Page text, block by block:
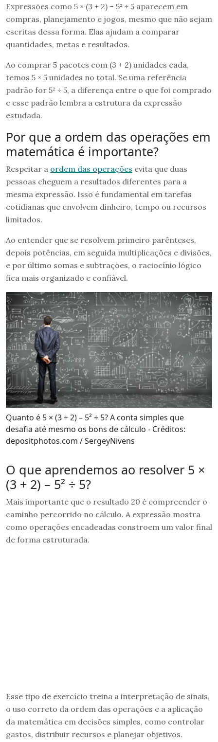
Expressões como 5 × (3 + 2) – 5² ÷ 5 aparecem em
compras, planejamento e jogos, mesmo que não sejam
escritas dessa forma. Elas ajudam a comparar
quantidades, metas e resultados.
Ao comprar 5 pacotes com (3 + 2) unidades cada,
temos 5 × 5 unidades no total. Se uma referência
padrão for 5² ÷ 5, a diferença entre o que foi comprado
e esse padrão lembra a estrutura da expressão
estudada.
Por que a ordem das operações em
matemática é importante?
Respeitar a ordem das operações evita que duas
pessoas cheguem a resultados diferentes para a
mesma expressão. Isso é fundamental em tarefas
cotidianas que envolvem dinheiro, tempo ou recursos
limitados.
Ao entender que se resolvem primeiro parênteses,
depois potências, em seguida multiplicações e divisões,
e por último somas e subtrações, o raciocínio lógico
fica mais organizado e confiável.
Quanto é 5 × (3 + 2) – 5² ÷ 5? A conta simples que
desafia até mesmo os bons de cálculo - Créditos:
depositphotos.com / SergeyNivens
O que aprendemos ao resolver 5 ×
(3 + 2) – 5² ÷ 5?
Mais importante que o resultado 20 é compreender o
caminho percorrido no cálculo. A expressão mostra
como operações encadeadas constroem um valor final
de forma estruturada.
Esse tipo de exercício treina a interpretação de sinais,
o uso correto da ordem das operações e a aplicação
da matemática em decisões simples, como controlar
gastos, distribuir recursos e planejar objetivos.